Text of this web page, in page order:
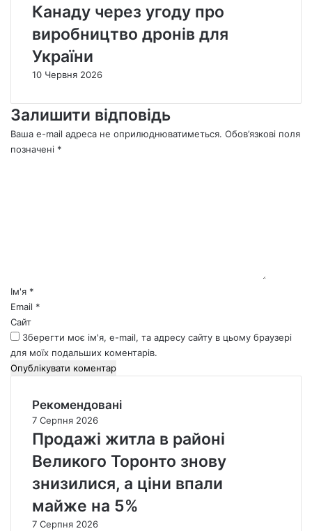
Канаду через угоду про
виробництво дронів для
України
10 Червня 2026
Залишити відповідь
Ваша e-mail адреса не оприлюднюватиметься. Обов’язкові поля
позначені *
*Ім'я *
Email *
Сайт
Зберегти моє ім'я, e-mail, та адресу сайту в цьому браузері
для моїх подальших коментарів.
Рекомендовані
7 Серпня 2026
Продажі житла в районі
Великого Торонто знову
знизилися, а ціни впали
майже на 5%
7 Серпня 2026